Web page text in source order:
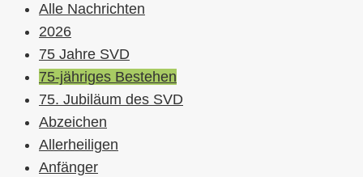
Alle Nachrichten
2026
75 Jahre SVD
75-jähriges Bestehen
75. Jubiläum des SVD
Abzeichen
Allerheiligen
Anfänger